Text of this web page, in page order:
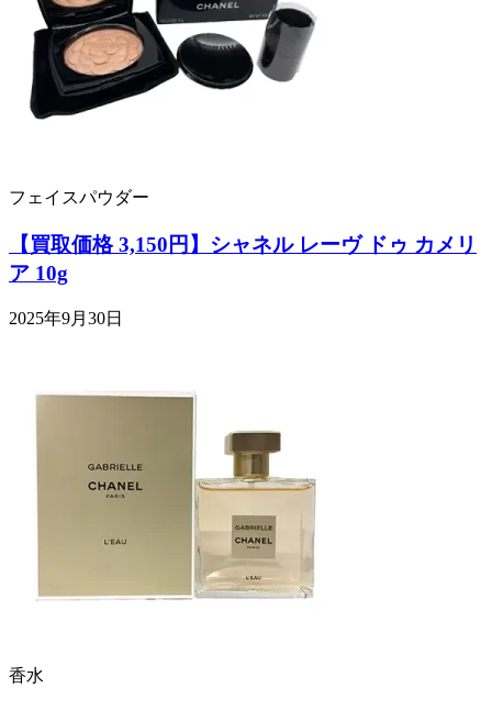
フェイスパウダー
【買取価格 3,150円】シャネル レーヴ ドゥ カメリ
ア 10g
2025年9月30日
香水